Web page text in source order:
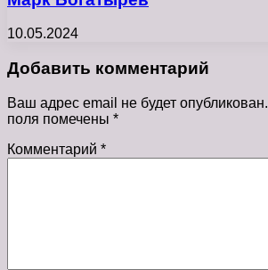
10.05.2024
Добавить комментарий
Ваш адрес email не будет опубликован.
поля помечены *
Комментарий *